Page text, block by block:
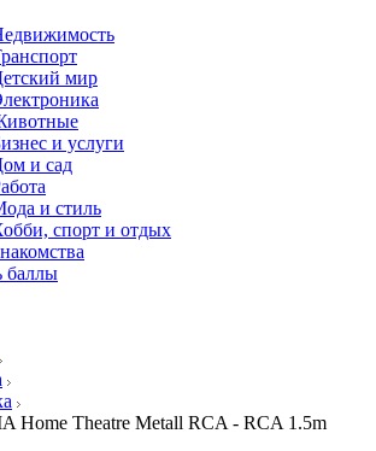
мир
и услуги
и сад
и стиль
спорт и отдых
баллы
Home Theatre Metall RCA - RCA 1.5m